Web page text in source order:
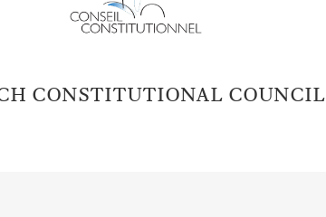
CONSTITUTIONAL COUNCIL